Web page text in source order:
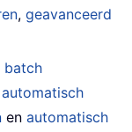
,geavanceerd
batch
automatisch
enautomatisch